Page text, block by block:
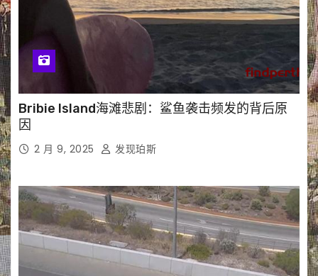
Bribie Island海滩悲剧：鲨鱼袭击频发的背后原
因
2 月 9, 2025 发现珀斯